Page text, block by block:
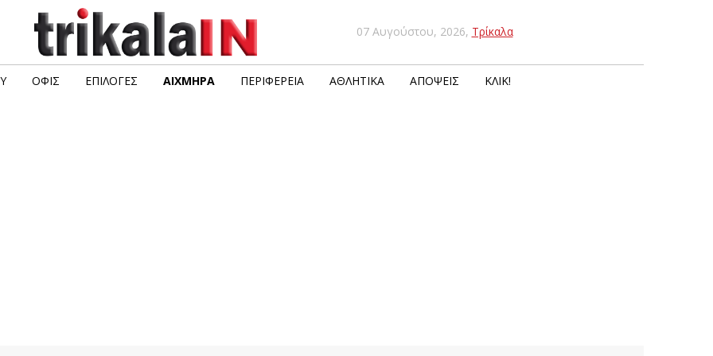
07 Αυγούστου, 2026, Τρίκαλα
ΟΦΙΣ ΕΠΙΛΟΓΈΣ ΑΙΧΜΗΡΆ ΠΕΡΙΦΈΡΕΙΑ ΑΘΛΗΤΙΚΆ ΑΠΌΨΕΙΣ ΚΛΙΚ!